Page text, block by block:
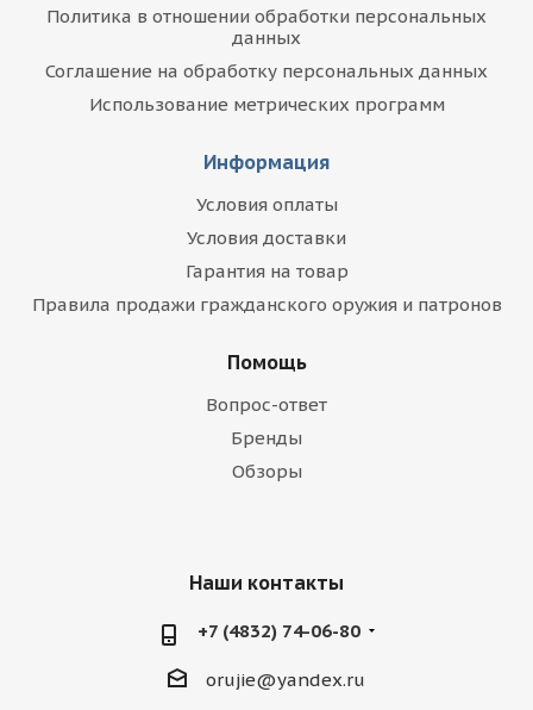
Политика в отношении обработки персональных
данных
Соглашение на обработку персональных данных
Использование метрических программ
Информация
Условия оплаты
Условия доставки
Гарантия на товар
Правила продажи гражданского оружия и патронов
Помощь
Вопрос-ответ
Бренды
Обзоры
Наши контакты
+7 (4832) 74-06-80
orujie@yandex.ru